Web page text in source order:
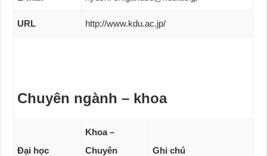
URL http://www.kdu.ac.jp/
Chuyên ngành – khoa
Đại học
Khoa –
Chuyên
Ghi chú